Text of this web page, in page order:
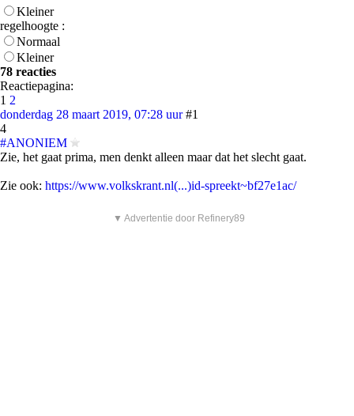
Kleiner
regelhoogte :
Normaal
Kleiner
78 reacties
Reactiepagina:
1 2
donderdag 28 maart 2019, 07:28 uur #1
4
#ANONIEM
Zie, het gaat prima, men denkt alleen maar dat het slecht gaat.
Zie ook: https://www.volkskrant.nl(...)id-spreekt~bf27e1ac/
▼ Advertentie door Refinery89